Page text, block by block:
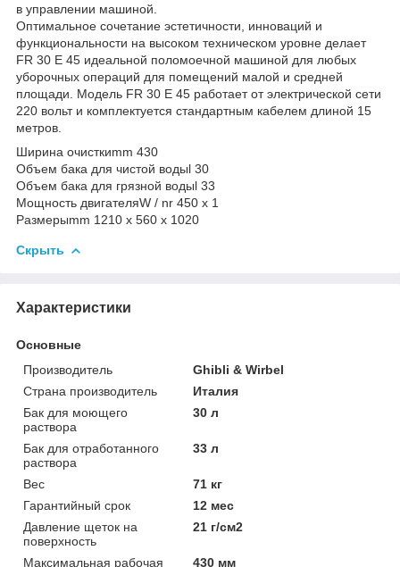
в управлении машиной.
Оптимальное сочетание эстетичности, инноваций и
функциональности на высоком техническом уровне делает
FR 30 E 45 идеальной поломоечной машиной для любых
уборочных операций для помещений малой и средней
площади. Модель FR 30 E 45 работает от электрической сети
220 вольт и комплектуется стандартным кабелем длиной 15
метров.
Ширина очисткиmm 430
Объем бака для чистой водыl 30
Объем бака для грязной водыl 33
Мощность двигателяW / nr 450 x 1
Размерыmm 1210 x 560 x 1020
Скрыть
Характеристики
Основные
Производитель
Ghibli & Wirbel
Страна производитель
Италия
Бак для моющего
раствора
30 л
Бак для отработанного
раствора
33 л
Вес
71 кг
Гарантийный срок
12 мес
Давление щеток на
поверхность
21 г/см2
Максимальная рабочая
430 мм